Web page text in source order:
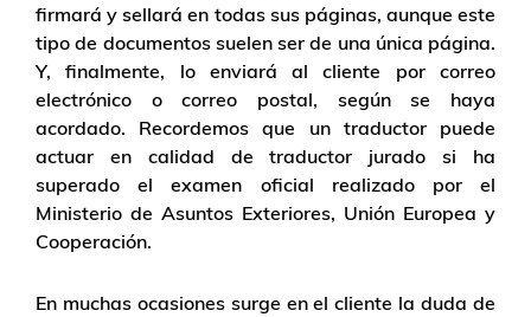
firmará y sellará en todas sus páginas, aunque este
tipo de documentos suelen ser de una única página.
Y, finalmente, lo enviará al cliente por correo
electrónico o correo postal, según se haya
acordado. Recordemos que un traductor puede
actuar en calidad de traductor jurado si ha
superado el examen oficial realizado por el
Ministerio de Asuntos Exteriores, Unión Europea y
Cooperación.
En muchas ocasiones surge en el cliente la duda de